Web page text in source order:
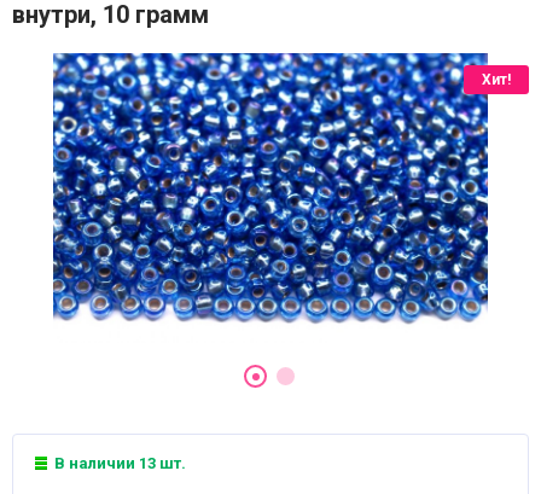
внутри, 10 грамм
Хит!
В наличии 13 шт.